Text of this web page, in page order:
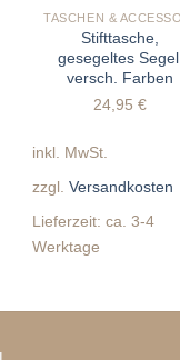
Stifttasche,
gesegeltes Segel,
versch. Farben
24,95€
inkl. MwSt.
zzgl.Versandkosten
Lieferzeit:ca. 3-4
Werktage